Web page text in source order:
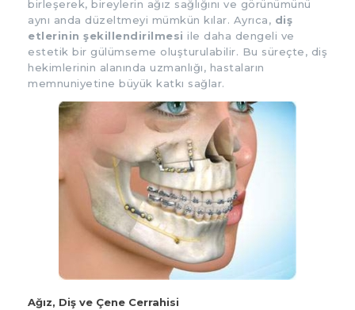
birleşerek, bireylerin ağız sağlığını ve görünümünü
aynı anda düzeltmeyi mümkün kılar. Ayrıca, diş
etlerinin şekillendirilmesi ile daha dengeli ve
estetik bir gülümseme oluşturulabilir. Bu süreçte, diş
hekimlerinin alanında uzmanlığı, hastaların
memnuniyetine büyük katkı sağlar.
Ağız, Diş ve Çene Cerrahisi